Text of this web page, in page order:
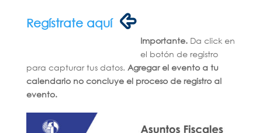
Regístrate aquí
Importante.Da click en
el botón de registro
para capturar tus datos. Agregar el evento a tu
calendario no concluye el proceso de registro al
evento.